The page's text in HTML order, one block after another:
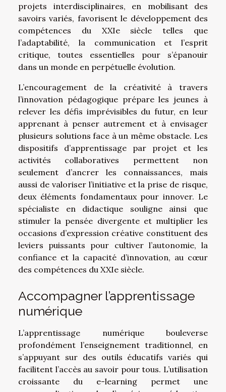
projets interdisciplinaires, en mobilisant des
savoirs variés, favorisent le développement des
compétences du XXIe siècle telles que
l’adaptabilité, la communication et l’esprit
critique, toutes essentielles pour s’épanouir
dans un monde en perpétuelle évolution.
L’encouragement de la créativité à travers
l’innovation pédagogique prépare les jeunes à
relever les défis imprévisibles du futur, en leur
apprenant à penser autrement et à envisager
plusieurs solutions face à un même obstacle. Les
dispositifs d’apprentissage par projet et les
activités collaboratives permettent non
seulement d’ancrer les connaissances, mais
aussi de valoriser l’initiative et la prise de risque,
deux éléments fondamentaux pour innover. Le
spécialiste en didactique souligne ainsi que
stimuler la pensée divergente et multiplier les
occasions d’expression créative constituent des
leviers puissants pour cultiver l’autonomie, la
confiance et la capacité d’innovation, au cœur
des compétences du XXIe siècle.
Accompagner l’apprentissage
numérique
L’apprentissage numérique bouleverse
profondément l’enseignement traditionnel, en
s’appuyant sur des outils éducatifs variés qui
facilitent l’accès au savoir pour tous. L’utilisation
croissante du e-learning permet une